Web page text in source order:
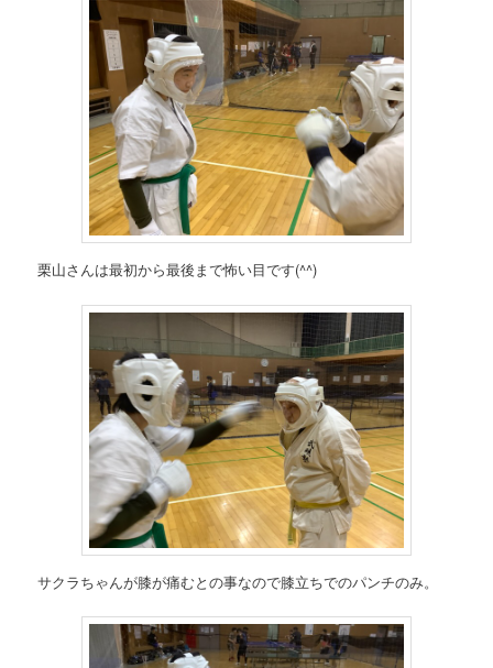
栗山さんは最初から最後まで怖い目です(^^)
サクラちゃんが膝が痛むとの事なので膝立ちでのパンチのみ。